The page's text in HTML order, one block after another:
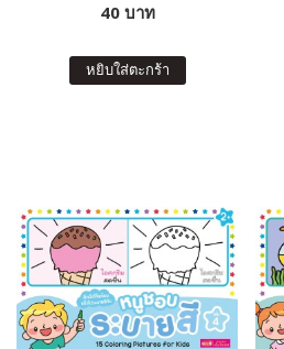
40 บาท
หยิบใส่ตะกร้า